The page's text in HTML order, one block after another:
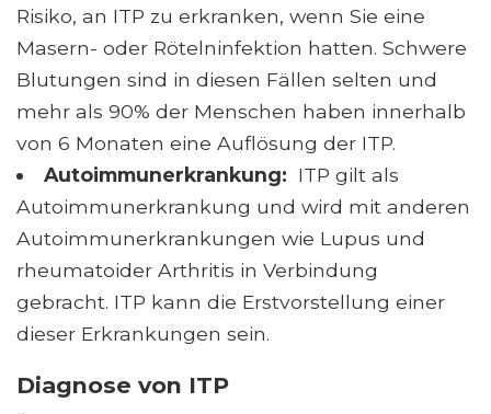
Risiko, an ITP zu erkranken, wenn Sie eine
Masern- oder Rötelninfektion hatten. Schwere
Blutungen sind in diesen Fällen selten und
mehr als 90% der Menschen haben innerhalb
von 6 Monaten eine Auflösung der ITP.
Autoimmunerkrankung: ITP gilt als
Autoimmunerkrankung und wird mit anderen
Autoimmunerkrankungen wie Lupus und
rheumatoider Arthritis in Verbindung
gebracht. ITP kann die Erstvorstellung einer
dieser Erkrankungen sein.
Diagnose von ITP